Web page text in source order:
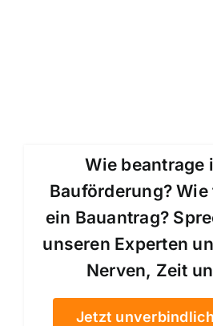
Wie beantrage
Bauförderung?
ein Bauantrag?
unseren Experten
Nerven, Zeit
Jetzt